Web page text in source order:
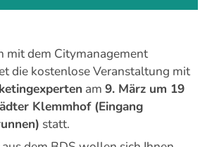
mit dem Citymanagement
die kostenlose Veranstaltung mit
am 9. März um 19
Klemmhof (Eingang
statt.